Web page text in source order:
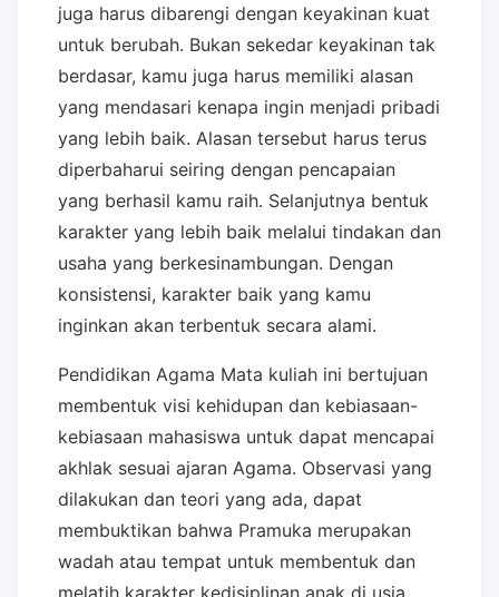
juga harus dibarengi dengan keyakinan kuat
untuk berubah. Bukan sekedar keyakinan tak
berdasar, kamu juga harus memiliki alasan
yang mendasari kenapa ingin menjadi pribadi
yang lebih baik. Alasan tersebut harus terus
diperbaharui seiring dengan pencapaian
yang berhasil kamu raih. Selanjutnya bentuk
karakter yang lebih baik melalui tindakan dan
usaha yang berkesinambungan. Dengan
konsistensi, karakter baik yang kamu
inginkan akan terbentuk secara alami.
Pendidikan Agama Mata kuliah ini bertujuan
membentuk visi kehidupan dan kebiasaan-
kebiasaan mahasiswa untuk dapat mencapai
akhlak sesuai ajaran Agama. Observasi yang
dilakukan dan teori yang ada, dapat
membuktikan bahwa Pramuka merupakan
wadah atau tempat untuk membentuk dan
melatih karakter kedisiplinan anak di usia